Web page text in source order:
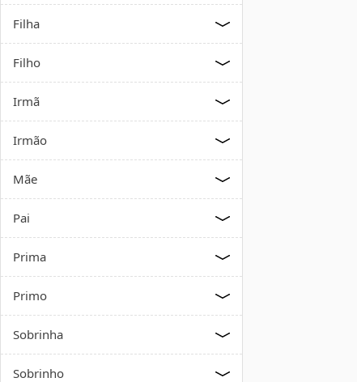
Filha
Filho
Irmã
Irmão
Mãe
Pai
Prima
Primo
Sobrinha
Sobrinho